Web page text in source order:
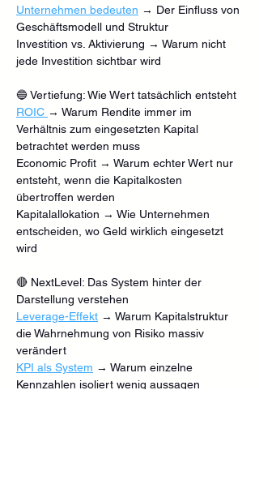
Unternehmen bedeuten → Der Einfluss von
Geschäftsmodell und Struktur
Investition vs. Aktivierung → Warum nicht
jede Investition sichtbar wird
🔵 Vertiefung: Wie Wert tatsächlich entsteht
ROIC → Warum Rendite immer im
Verhältnis zum eingesetzten Kapital
betrachtet werden muss
Economic Profit → Warum echter Wert nur
entsteht, wenn die Kapitalkosten
übertroffen werden
Kapitalallokation → Wie Unternehmen
entscheiden, wo Geld wirklich eingesetzt
wird
🔴 NextLevel: Das System hinter der
Darstellung verstehen
Leverage-Effekt → Warum Kapitalstruktur
die Wahrnehmung von Risiko massiv
verändert
KPI als System → Warum einzelne
Kennzahlen isoliert wenig aussagen